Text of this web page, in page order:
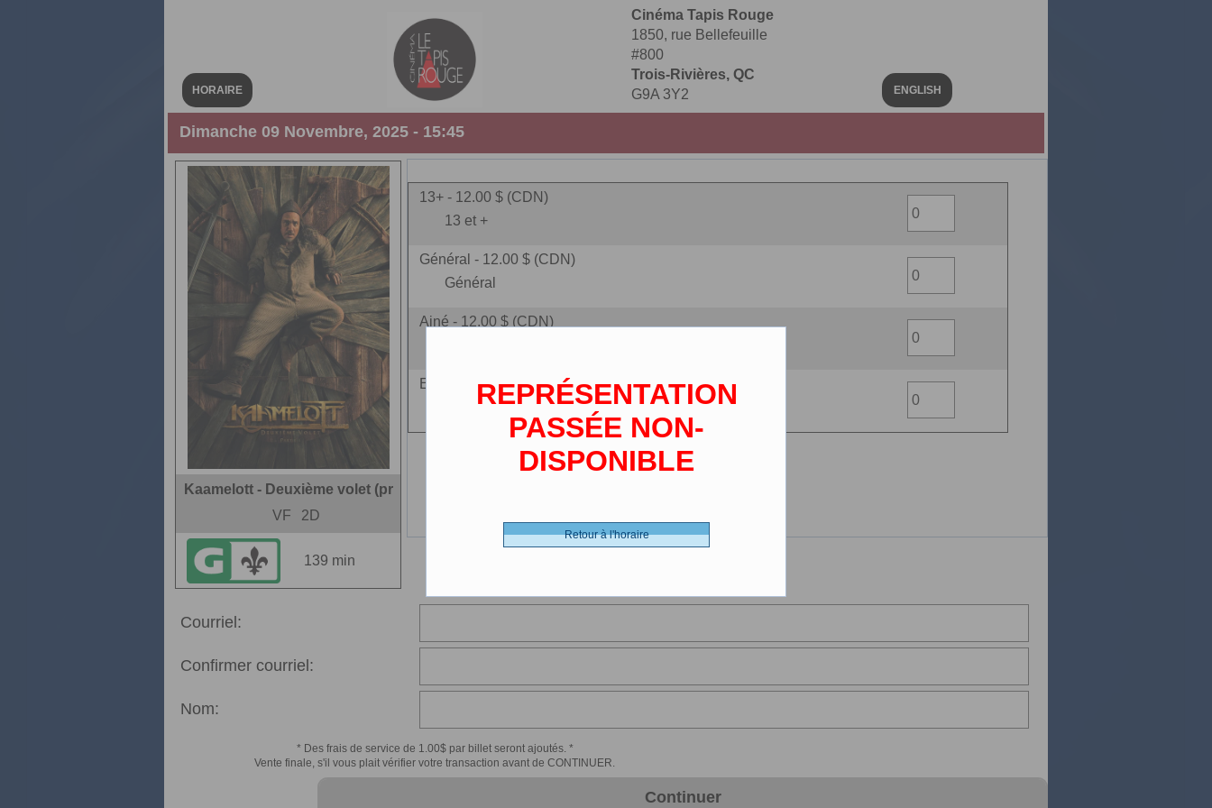
HORAIRE
Cinéma Tapis Rouge
1850, rue Bellefeuille
#800
Trois-Rivières, QC
G9A 3Y2
ENGLISH
Dimanche 09 Novembre, 2025 - 15:45
Kaamelott - Deuxième volet (pr
VF
2D
139 min
13+ - 12.00 $ (CDN)
13 et +
Général - 12.00 $ (CDN)
Général
Ainé - 12.00 $ (CDN)
Enfant - 9.00 $ (CDN)
(2-12 ans)
Courriel:
Confirmer courriel:
Nom:
* Des frais de service de 1.00$ par billet seront ajoutés. *
Vente finale, s'il vous plait vérifier votre transaction avant de CONTINUER.
Continuer
REPRÉSENTATION
PASSÉE NON-
DISPONIBLE
Retour à l'horaire